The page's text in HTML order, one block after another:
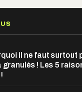
il ne faut surtout
granulés ! Les 5